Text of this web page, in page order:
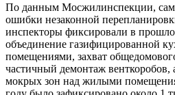
По данным Мосжилинспекции,
ошибки незаконной
инспекторы фиксировали в
объединение газифицированной
помещениями, захват
частичный демонтаж венткоробов,
мокрых зон над жилыми